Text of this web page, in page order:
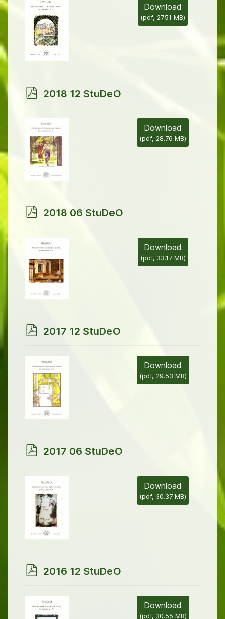
Download
(pdf, 27.51 MB)
p2018 12 StuDeO
Download
(pdf, 28.76 MB)
p2018 06 StuDeO
Download
(pdf, 33.17 MB)
p2017 12 StuDeO
Download
(pdf, 29.53 MB)
p
f
2017 06 StuDeO
Download
(pdf, 30.37 MB)
p
f
2016 12 StuDeO
Download
(pdf, 30.55 MB)